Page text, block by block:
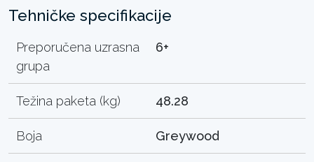
Tehničke specifikacije
Preporučena uzrasna
grupa
6+
Težina paketa (kg) 48.28
Boja Greywood